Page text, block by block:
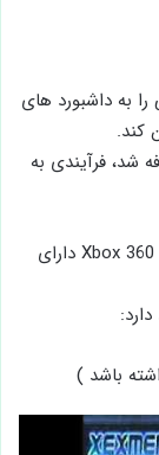
حفاظی را به داشبورد های
شد، فرآیندی به
Reset Glitch Hackرا می توان بر روی هر کنسول Xbox 360 دارای